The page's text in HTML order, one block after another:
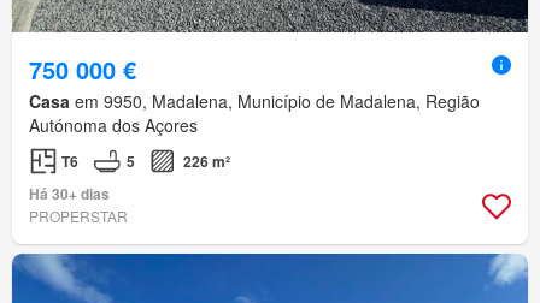
750 000 €
Casa em 9950, Madalena, Município de Madalena, Região
Autónoma dos Açores
T6 5
226 m²
Há 30+ dias
PROPERSTAR